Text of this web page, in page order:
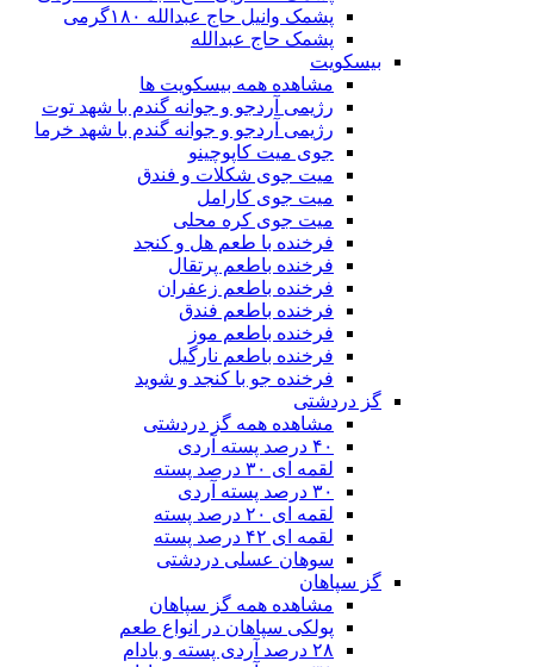
پشمک وانیل حاج عبدالله ۱۸۰گرمی
پشمک حاج عبدالله
بیسکویت
مشاهده همه بیسکویت ها
رژیمی آردجو و جوانه گندم با شهد توت
رژیمی آردجو و جوانه گندم با شهد خرما
جوی میت کاپوچینو
میت جوی شکلات و فندق
میت جوی کارامل
میت جوی کره محلی
فرخنده با طعم هل و کنجد
فرخنده باطعم پرتقال
فرخنده باطعم زعفران
فرخنده باطعم فندق
فرخنده باطعم موز
فرخنده باطعم نارگیل
فرخنده جو با کنجد و شوید
گز دردشتی
مشاهده همه گز دردشتی
۴۰ درصد پسته آردی
لقمه ای ۳۰ درصد پسته
۳۰ درصد پسته آردی
لقمه ای ۲۰ درصد پسته
لقمه ای ۴۲ درصد پسته
سوهان عسلی دردشتی
گز سپاهان
مشاهده همه گز سپاهان
پولکی سپاهان در انواع طعم
۲۸ درصد آردی پسته و بادام